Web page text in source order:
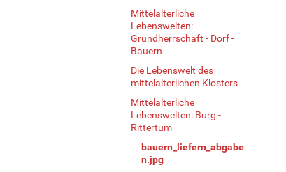
Mittelalterliche
Lebenswelten:
Grundherrschaft - Dorf -
Bauern
Die Lebenswelt des
mittelalterlichen Klosters
Mittelalterliche
Lebenswelten: Burg -
Rittertum
bauern_liefern_abgabe
n.jpg